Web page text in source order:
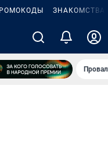
ЗНАКОМСТВА